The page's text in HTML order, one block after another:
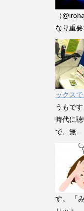
（
なり重
ックス
うもで
時代に
で、無...
す。 「